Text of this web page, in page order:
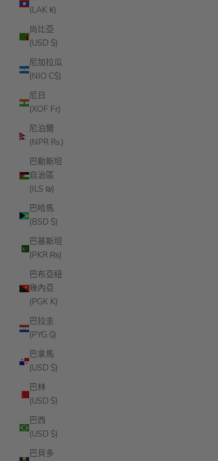
(LAK ₭)
尚比亞
(USD $)
尼加拉瓜
(NIO C$)
尼日
(XOF Fr)
尼泊爾
(NPR Rs.)
巴勒斯坦
自治區
(ILS ₪)
巴哈馬
(BSD $)
巴基斯坦
(PKR ₨)
巴布亞紐
幾內亞
(PGK K)
巴拉圭
(PYG ₲)
巴拿馬
(USD $)
巴林
(USD $)
巴西
(USD $)
巴貝多